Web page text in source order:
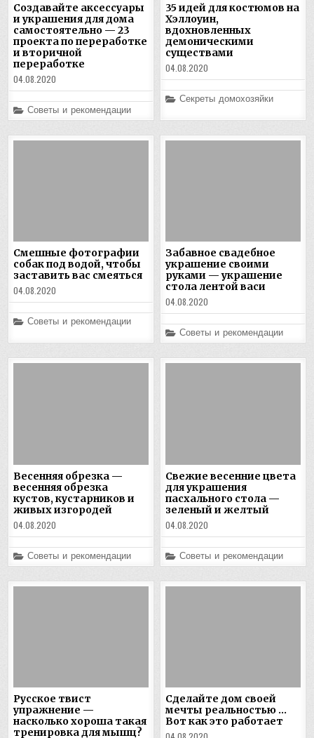
Создавайте аксессуары
и украшения для дома
самостоятельно — 23
проекта по переработке
и вторичной
переработке
04.08.2020
Posted
in
Советы и рекомендации
35 идей для костюмов на
Хэллоуин,
вдохновленных
демоническими
существами
04.08.2020
Posted
Секреты домохозяйки
Смешные фотографии
собак под водой, чтобы
заставить вас смеяться
04.08.2020
Posted
Советы и рекомендации
Забавное свадебное
украшение своими
руками — украшение
стола лентой васи
04.08.2020
Posted
in
Советы и рекомендации
Весенняя обрезка —
весенняя обрезка
кустов, кустарников и
живых изгородей
04.08.2020
Posted
in
Советы и рекомендации
Свежие весенние цвета
для украшения
пасхального стола —
зеленый и желтый
04.08.2020
Posted
in
Советы и рекомендации
Русское твист
упражнение —
насколько хороша такая
тренировка для мышц?
Сделайте дом своей
мечты реальностью …
Вот как это работает